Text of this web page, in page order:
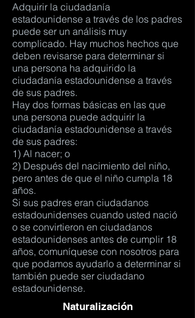
Adquirir la ciudadanía
estadounidense a través de los padres
puede ser un análisis muy
complicado. Hay muchos hechos que
deben revisarse para determinar si
una persona ha adquirido la
ciudadanía estadounidense a través
de sus padres.
Hay dos formas básicas en las que
una persona puede adquirir la
ciudadanía estadounidense a través
de sus padres:
1) Al nacer; o
2) Después del nacimiento del niño,
pero antes de que el niño cumpla 18
años.
Si sus padres eran ciudadanos
estadounidenses cuando usted nació
o se convirtieron en ciudadanos
estadounidenses antes de cumplir 18
años, comuníquese con nosotros para
que podamos ayudarlo a determinar si
también puede ser ciudadano
estadounidense.
Naturalización